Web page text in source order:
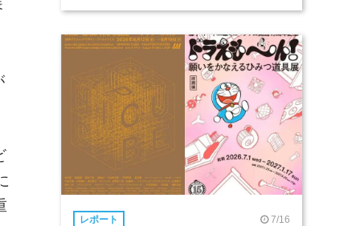
レポート 7/16